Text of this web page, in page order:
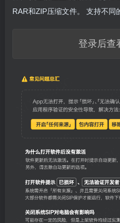
RAR和ZIP压缩文件。 支持不同
登录后查